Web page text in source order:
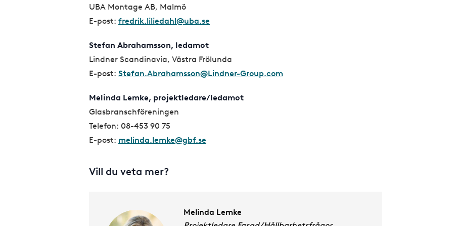
UBA Montage AB, Malmö
E-post: fredrik.liliedahl@uba.se
Stefan Abrahamsson, ledamot
Lindner Scandinavia, Västra Frölunda
E-post: Stefan.Abrahamsson@Lindner-Group.com
Melinda Lemke, projektledare/ledamot
Glasbranschföreningen
Telefon: 08-453 90 75
E-post: melinda.lemke@gbf.se
Vill du veta mer?
Melinda Lemke